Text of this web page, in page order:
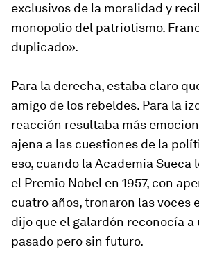
exclusivos de la moralidad y
monopolio del patriotismo.
duplicado».
Para la derecha, estaba claro
amigo de los rebeldes. Para la
reacción resultaba más
ajena a las cuestiones de la
eso, cuando la Academia Sueca
el Premio Nobel en 1957, con
cuatro años, tronaron las voces
dijo que el galardón reconocía a
pasado pero sin futuro.